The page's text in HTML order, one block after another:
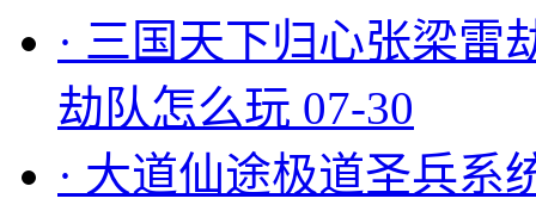
· 三国天下归心张梁雷
劫队怎么玩 07-30
· 大道仙途极道圣兵系